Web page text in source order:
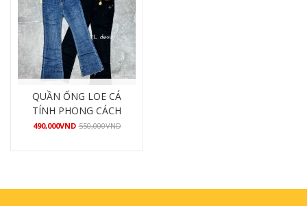
QUẦN ỐNG LOE CÁ
TÍNH PHONG CÁCH
490,000VND 550,000VND